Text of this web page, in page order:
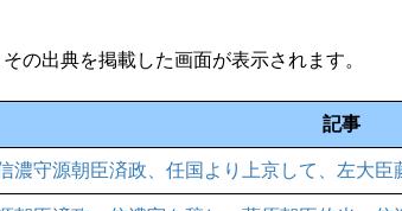
の出典を掲載した画面が表示されます。
記事
濃守源朝臣済政、任国より上京して、左大臣